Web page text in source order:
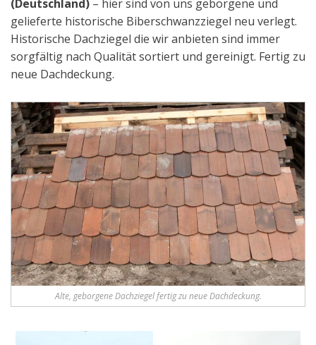
(Deutschland) – hier sind von uns geborgene und
gelieferte historische Biberschwanzziegel neu verlegt.
Historische Dachziegel die wir anbieten sind immer
sorgfältig nach Qualität sortiert und gereinigt. Fertig zu
neue Dachdeckung.
Alte, geborgene Dachziegel fertig zu neue Dachdeckung.